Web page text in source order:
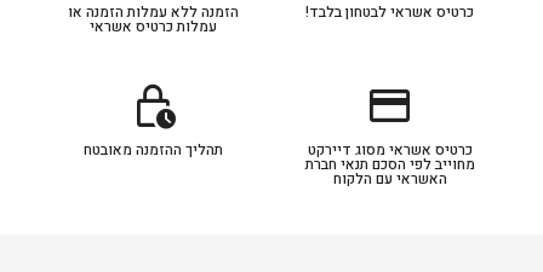
כרטיס אשראי לבטחון בלבד! הזמנה ללא עמלות הזמנה או
עמלות כרטיס אשראי
credit_card
כרטיס אשראי מסוג דיירקט
מחוייב לפי הסכם תנאי חברת
האשראי עם הלקוח
lock_clock
תהליך ההזמנה מאובטח